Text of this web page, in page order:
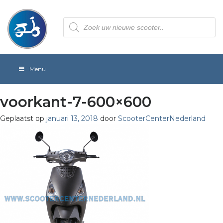
Producten
zoeken
Menu
voorkant-7-600×600
Geplaatst op januari 13, 2018 door ScooterCenterNederland